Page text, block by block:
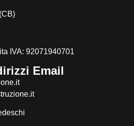
IVA: 92071940701
Email